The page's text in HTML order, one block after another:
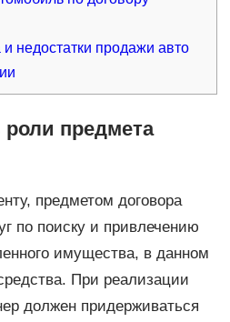
недостатки продажи авто
предмета
предметом договора
по поиску и привлечению
имущества, в данном
При реализации
должен придерживаться